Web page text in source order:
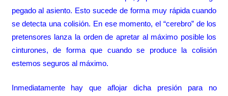
pegado al asiento. Esto sucede de forma muy rápida cuando
se detecta una colisión. En ese momento, el “cerebro” de los
pretensores lanza la orden de apretar al máximo posible los
cinturones, de forma que cuando se produce la colisión
estemos seguros al máximo.
Inmediatamente hay que aflojar dicha presión para no